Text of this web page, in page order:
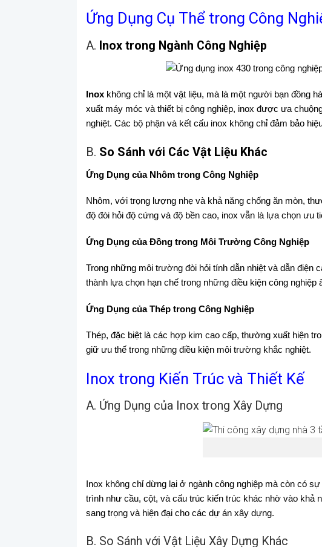
Ứng Dụng Cụ Thể trong Công
A. Inox trong Ngành Công Nghiệp
Inox không chỉ là một vật liệu, mà là một người bạn đồng
xuất máy móc và thiết bị công nghiệp, inox được ưa
nghiệt. Các bộ phận và kết cấu inox không chỉ đảm bảo
B. So Sánh với Các Vật Liệu Khác
Ứng Dụng của Nhôm trong Công Nghiệp
Nhôm, với trọng lượng nhẹ và khả năng chống ăn mòn,
độ đòi hỏi độ cứng và độ bền cao, inox vẫn là lựa chọn ưu
Ứng Dụng của Đồng trong Môi Trường Công Nghiệp
Trong những môi trường đòi hỏi tính dẫn nhiệt và dẫn
thành lựa chọn hạn chế trong những điều kiện công
Ứng Dụng của Thép trong Công Nghiệp
Thép, đặc biệt là các hợp kim cao cấp, thường xuất hiện
giữ ưu thế trong những điều kiện môi trường khắc nghiệt.
Inox trong Kiến Trúc và Thiết Kế
A. Ứng Dụng của Inox trong Xây Dựng
Inox không chỉ dừng lại ở ngành công nghiệp mà còn có
trình như cầu, cột, và cấu trúc kiến trúc khác nhờ vào khả
sang trọng và hiện đại cho các dự án xây dựng.
B. So Sánh với Vật Liệu Xây Dựng Khác